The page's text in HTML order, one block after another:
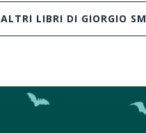
ALTRI LIBRI DI GIORGIO